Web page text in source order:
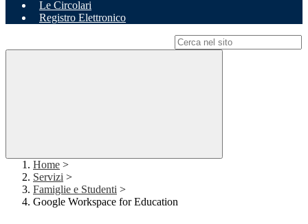
Le Circolari
Registro Elettronico
Home >
Servizi >
Famiglie e Studenti >
Google Workspace for Education